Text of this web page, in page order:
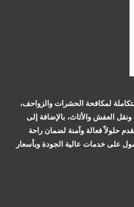
لمكافحة الحشرات والزواحف،
العفش والأثاث، بالإضافة إلى
حلولاً فعالة وآمنة لضمان راحة
على خدمات عالية الجودة وبأسعار